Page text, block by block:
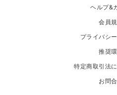
ヘルプ&
会員
プライバシ
推奨
特定商取引法
お問